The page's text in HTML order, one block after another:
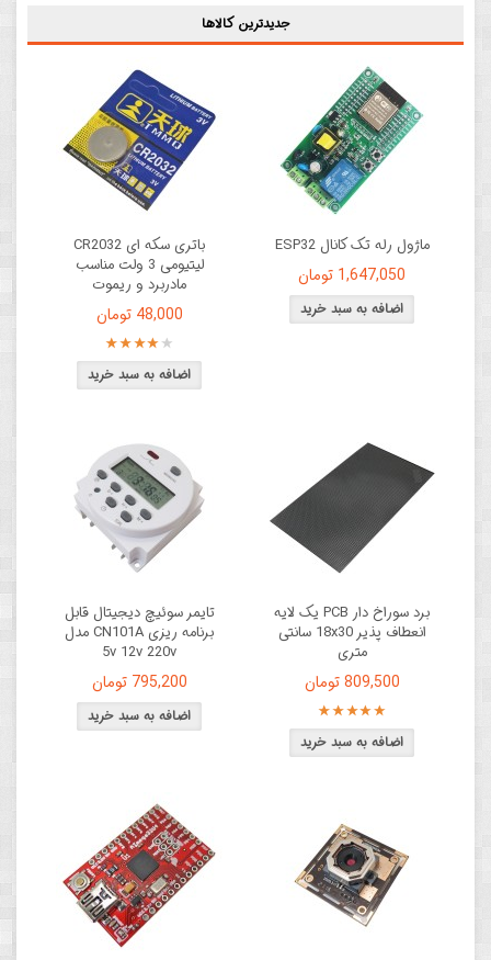
جديدترين کالاها
ماژول رله تک کانال ESP32
1,647,050 تومان
باتری سکه ای CR2032
لیتیومی 3 ولت مناسب
مادربرد و ریموت
48,000 تومان
برد سوراخ دار PCB یک لایه
انعطاف پذیر 18x30 سانتی
متری
809,500 تومان
تایمر سوئیچ دیجیتال قابل
برنامه ریزی CN101A مدل
5v 12v 220v
795,200 تومان